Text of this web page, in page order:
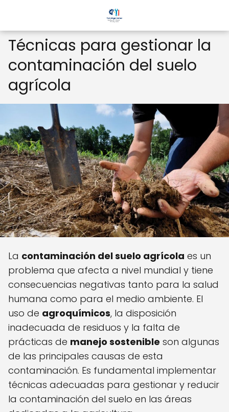
Técnicas para gestionar la
contaminación del suelo
agrícola
La contaminación del suelo agrícola es un
problema que afecta a nivel mundial y tiene
consecuencias negativas tanto para la salud
humana como para el medio ambiente. El
uso de agroquímicos, la disposición
inadecuada de residuos y la falta de
prácticas de manejo sostenible son algunas
de las principales causas de esta
contaminación. Es fundamental implementar
técnicas adecuadas para gestionar y reducir
la contaminación del suelo en las áreas